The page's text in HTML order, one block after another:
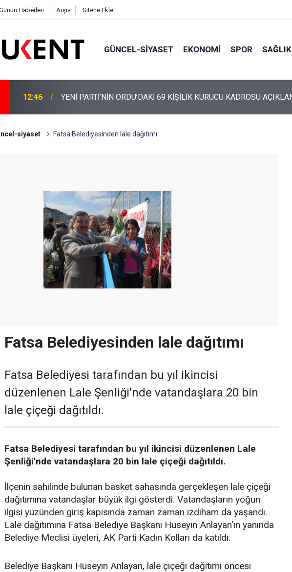
Haberleri Arşiv Sitene Ekle
GÜNCEL-SIYASET EKONOMI SPOR SAĞLIK
12:22 YENİ PARTİ ALTINORDU’DA KURUCU YÖNETİMİNİ AÇIKLADI
siyaset Fatsa Belediyesinden lale dağıtımı
Fatsa Belediyesinden lale dağıtımı
Fatsa Belediyesi tarafından bu yıl ikincisi
düzenlenen Lale Şenliği'nde vatandaşlara 20 bin
lale çiçeği dağıtıldı.
Fatsa Belediyesi tarafından bu yıl ikincisi düzenlenen Lale
Şenliği'nde vatandaşlara 20 bin lale çiçeği dağıtıldı.
İlçenin sahilinde bulunan basket sahasında gerçekleşen lale çiçeği
dağıtımına vatandaşlar büyük ilgi gösterdi. Vatandaşların yoğun
ilgisi yüzünden giriş kapısında zaman zaman izdiham da yaşandı.
Lale dağıtımına Fatsa Belediye Başkanı Hüseyin Anlayan'ın yanında
Belediye Meclisi üyeleri, AK Parti Kadın Kolları da katıldı.
Belediye Başkanı Hüseyin Anlayan, lale çiçeği dağıtımı öncesi